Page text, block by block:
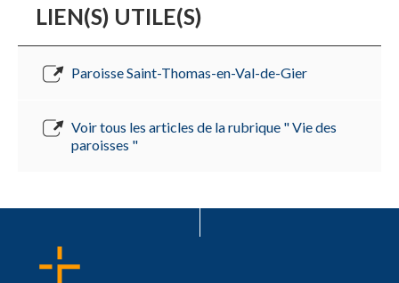
LIEN(S) UTILE(S)
Paroisse Saint-Thomas-en-Val-de-Gier
Voir tous les articles de la rubrique " Vie des
paroisses "